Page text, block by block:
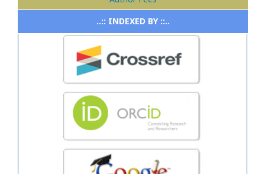
..:: INDEXED BY ::..